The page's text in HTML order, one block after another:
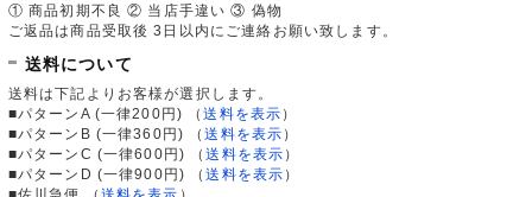
① 商品初期不良 ② 当店手違い ③ 偽物
ご返品は商品受取後 3日以内にご連絡お願い致します。
送料について
送料は下記よりお客様が選択します。
■パターンA (一律200円)
（送料を表示 ）
■パターンB (一律360円)
（送料を表示 ）
■パターンC (一律600円)
（送料を表示 ）
■パターンD (一律900円)
（送料を表示 ）